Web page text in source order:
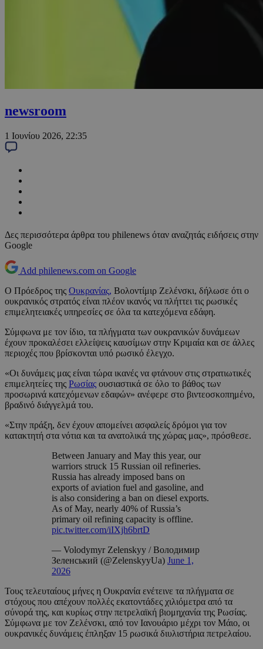
newsroom
1 Ιουνίου 2026, 22:35
Δες περισσότερα άρθρα του philenews όταν αναζητάς ειδήσεις στην
Google
Add philenews.com on Google
Ο Πρόεδρος της Ουκρανίας, Βολοντίμιρ Ζελένσκι, δήλωσε ότι ο
ουκρανικός στρατός είναι πλέον ικανός να πλήττει τις ρωσικές
επιμελητειακές υπηρεσίες σε όλα τα κατεχόμενα εδάφη.
Σύμφωνα με τον ίδιο, τα πλήγματα των ουκρανικών δυνάμεων
έχουν προκαλέσει ελλείψεις καυσίμων στην Κριμαία και σε άλλες
περιοχές που βρίσκονται υπό ρωσικό έλεγχο.
«Οι δυνάμεις μας είναι τώρα ικανές να φτάνουν στις στρατιωτικές
επιμελητείες της Ρωσίας ουσιαστικά σε όλο το βάθος των
προσωρινά κατεχόμενων εδαφών» ανέφερε στο βιντεοσκοπημένο,
βραδινό διάγγελμά του.
«Στην πράξη, δεν έχουν απομείνει ασφαλείς δρόμοι για τον
κατακτητή στα νότια και τα ανατολικά της χώρας μας», πρόσθεσε.
Between January and May this year, our
warriors struck 15 Russian oil refineries.
Russia has already imposed bans on
exports of aviation fuel and gasoline, and
is also considering a ban on diesel exports.
As of May, nearly 40% of Russia’s
primary oil refining capacity is offline.
pic.twitter.com/iIXjh6brtD
— Volodymyr Zelenskyy / Володимир
Зеленський (@ZelenskyyUa) June 1,
2026
Τους τελευταίους μήνες η Ουκρανία ενέτεινε τα πλήγματα σε
στόχους που απέχουν πολλές εκατοντάδες χιλιόμετρα από τα
σύνορά της, και κυρίως στην πετρελαϊκή βιομηχανία της Ρωσίας.
Σύμφωνα με τον Ζελένσκι, από τον Ιανουάριο μέχρι τον Μάιο, οι
ουκρανικές δυνάμεις έπληξαν 15 ρωσικά διυλιστήρια πετρελαίου.